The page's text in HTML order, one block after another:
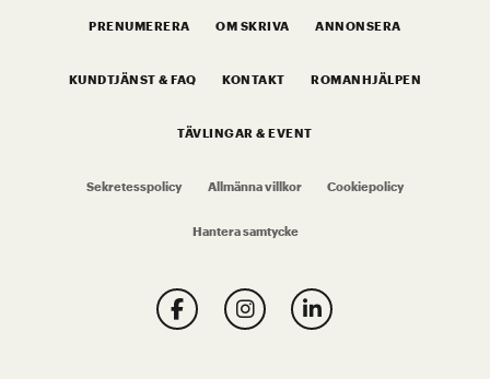
PRENUMERERA OM SKRIVA ANNONSERA
KUNDTJÄNST & FAQ KONTAKT ROMANHJÄLPEN
TÄVLINGAR & EVENT
Sekretesspolicy Allmänna villkor Cookiepolicy
Hantera samtycke